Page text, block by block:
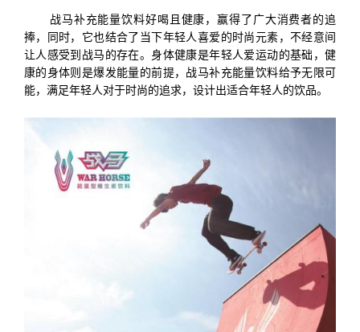
战马补充能量饮料好喝且健康，赢得了广大消费者的追
捧，同时，它也结合了当下年轻人喜爱的时尚元素，不经意间
让人感受到战马的存在。身体健康是年轻人爱运动的基础，健
康的身体则是爆发能量的前提，战马补充能量饮料给予无限可
能，满足年轻人对于时尚的追求，设计出适合年轻人的饮品。